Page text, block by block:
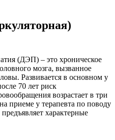
(ДЭП) – это хроническое
мозга, вызванное
Развивается в основном у
70 лет риск
возрастает в три
приеме у терапевта по поводу
характерные